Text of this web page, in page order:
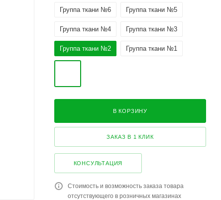
Группа ткани №6 Группа ткани №5
Группа ткани №4 Группа ткани №3
Группа ткани №2 Группа ткани №1
В КОРЗИНУ
ЗАКАЗ В 1 КЛИК
КОНСУЛЬТАЦИЯ
Стоимость и возможность заказа товара
отсутствующего в розничных магазинах